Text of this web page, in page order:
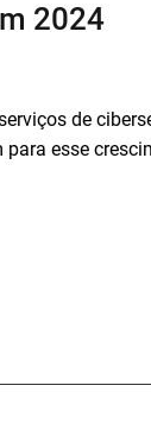
2024
de
esse